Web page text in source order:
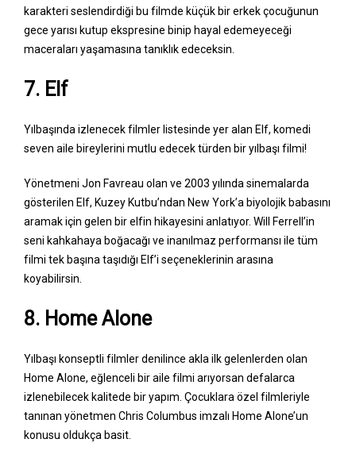
karakteri seslendirdiği bu filmde küçük bir erkek çocuğunun
gece yarısı kutup ekspresine binip hayal edemeyeceği
maceraları yaşamasına tanıklık edeceksin.
7. Elf
Yılbaşında izlenecek filmler listesinde yer alan Elf, komedi
seven aile bireylerini mutlu edecek türden bir yılbaşı filmi!
Yönetmeni Jon Favreau olan ve 2003 yılında sinemalarda
gösterilen Elf, Kuzey Kutbu’ndan New York’a biyolojik babasını
aramak için gelen bir elfin hikayesini anlatıyor. Will Ferrell’in
seni kahkahaya boğacağı ve inanılmaz performansı ile tüm
filmi tek başına taşıdığı Elf’i seçeneklerinin arasına
koyabilirsin.
8. Home Alone
Yılbaşı konseptli filmler denilince akla ilk gelenlerden olan
Home Alone, eğlenceli bir aile filmi arıyorsan defalarca
izlenebilecek kalitede bir yapım. Çocuklara özel filmleriyle
tanınan yönetmen Chris Columbus imzalı Home Alone’un
konusu oldukça basit.